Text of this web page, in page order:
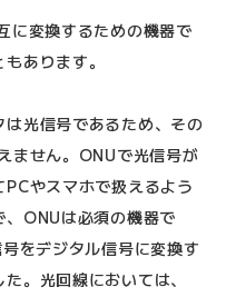
に変換するための機器で
あります。
光信号であるため、その
ません。ONUで光信号が
やスマホで扱えるよう
、ONUは必須の機器で
をデジタル信号に変換す
。光回線においては、